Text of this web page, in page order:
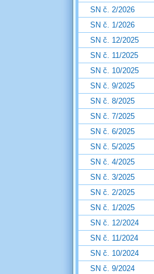
SN č. 2/2026
SN č. 1/2026
SN č. 12/2025
SN č. 11/2025
SN č. 10/2025
SN č. 9/2025
SN č. 8/2025
SN č. 7/2025
SN č. 6/2025
SN č. 5/2025
SN č. 4/2025
SN č. 3/2025
SN č. 2/2025
SN č. 1/2025
SN č. 12/2024
SN č. 11/2024
SN č. 10/2024
SN č. 9/2024